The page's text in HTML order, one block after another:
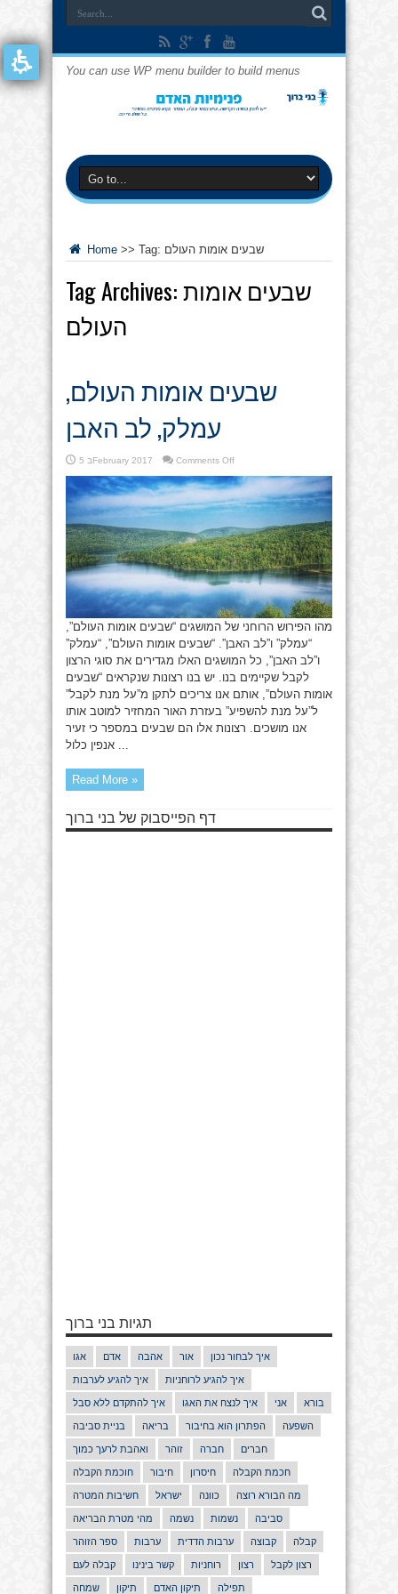
You can use WP menu builder to build menus
Home >> Tag: שבעים אומות העולם
Tag Archives:שבעים אומות
העולם
שבעים אומות העולם,
עמלק, לב האבן
5 בFebruary 2017 Comments Offon
אומות
העולם,
עמלק,
לב
מהו הפירוש הרוחני של המושגים “שבעים אומות העולם”,
“עמלק” ו”לב האבן”. “שבעים אומות העולם”, “עמלק”
ו”לב האבן”, כל המושגים האלו מגדירים את סוגי הרצון
לקבל שקיימים בנו. יש בנו רצונות שנקראים “שבעים
אומות העולם”, אותם אנו צריכים לתקן מ”על מנת לקבל”
ל”על מנת להשפיע” בעזרת האור המחזיר למוטב אותו
אנו מושכים. רצונות אלו הם שבעים במספר כי זעיר
אנפין כלול ...
Read More »
דף הפייסבוק של בני ברוך
תגיות בני ברוך
אגו אדם אהבה אור איך לבחור נכון
איך להגיע לערבות איך להגיע לרוחניות
איך להתקדם ללא סבל איך לנצח את האגו אני בורא
בניית סביבה בריאה הפתרון הוא בחיבור השפעה
ואהבת לרעך כמוך זוהר חברה חברים
חוכמת הקבלה חיבור חיסרון חכמת הקבלה
חשיבות המטרה ישראל כוונה מה הבורא רוצה
מהי מטרת הבריאה נשמה נשמות סביבה
ספר הזוהר ערבות ערבות הדדית קבוצה קבלה
קבלה לעם קשר בינינו רוחניות רצון רצון לקבל
שמחה תיקון תיקון האדם תפילה